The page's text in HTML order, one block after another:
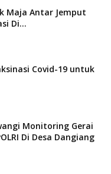
Maja Antar Jemput
Di...
Covid-19 untuk
Monitoring Gerai
Di Desa Dangiang